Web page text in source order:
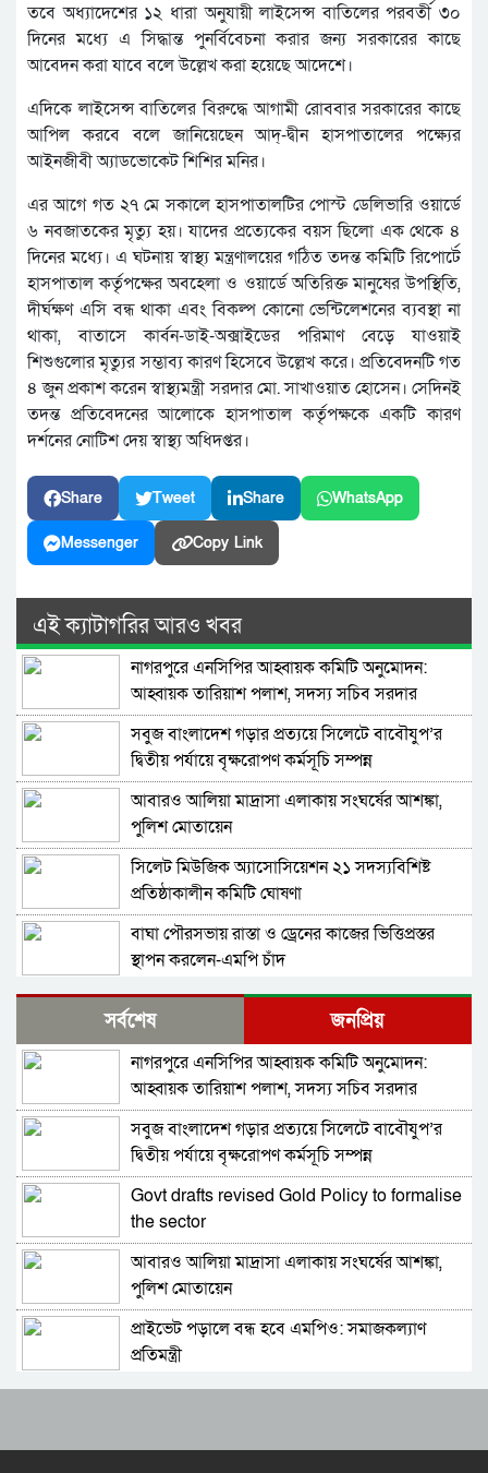
তবে অধ্যাদেশের ১২ ধারা অনুযায়ী লাইসেন্স বাতিলের পরবর্তী ৩০
দিনের মধ্যে এ সিদ্ধান্ত পুনর্বিবেচনা করার জন্য সরকারের কাছে
আবেদন করা যাবে বলে উল্লেখ করা হয়েছে আদেশে।
এদিকে লাইসেন্স বাতিলের বিরুদ্ধে আগামী রোববার সরকারের কাছে
আপিল করবে বলে জানিয়েছেন আদ্-দ্বীন হাসপাতালের পক্ষ্যের
আইনজীবী অ্যাডভোকেট শিশির মনির।
এর আগে গত ২৭ মে সকালে হাসপাতালটির পোস্ট ডেলিভারি ওয়ার্ডে
৬ নবজাতকের মৃত্যু হয়। যাদের প্রত্যেকের বয়স ছিলো এক থেকে ৪
দিনের মধ্যে। এ ঘটনায় স্বাস্থ্য মন্ত্রণালয়ের গঠিত তদন্ত কমিটি রিপোর্টে
হাসপাতাল কর্তৃপক্ষের অবহেলা ও ওয়ার্ডে অতিরিক্ত মানুষের উপস্থিতি,
দীর্ঘক্ষণ এসি বন্ধ থাকা এবং বিকল্প কোনো ভেন্টিলেশনের ব্যবস্থা না
থাকা, বাতাসে কার্বন-ডাই-অক্সাইডের পরিমাণ বেড়ে যাওয়াই
শিশুগুলোর মৃত্যুর সম্ভাব্য কারণ হিসেবে উল্লেখ করে। প্রতিবেদনটি গত
৪ জুন প্রকাশ করেন স্বাস্থ্যমন্ত্রী সরদার মো. সাখাওয়াত হোসেন। সেদিনই
তদন্ত প্রতিবেদনের আলোকে হাসপাতাল কর্তৃপক্ষকে একটি কারণ
দর্শনের নোটিশ দেয় স্বাস্থ্য অধিদপ্তর।
Share Tweet Share WhatsApp
Messenger Copy Link
এই ক্যাটাগরির আরও খবর
নাগরপুরে এনসিপির আহ্বায়ক কমিটি অনুমোদন:
আহ্বায়ক তারিয়াশ পলাশ, সদস্য সচিব সরদার
আশরাফ
সবুজ বাংলাদেশ গড়ার প্রত্যয়ে সিলেটে বাবৌযুপ’র
দ্বিতীয় পর্যায়ে বৃক্ষরোপণ কর্মসূচি সম্পন্ন
আবারও আলিয়া মাদ্রাসা এলাকায় সংঘর্ষের আশঙ্কা,
পুলিশ মোতায়েন
সিলেট মিউজিক অ্যাসোসিয়েশন ২১ সদস্যবিশিষ্ট
প্রতিষ্ঠাকালীন কমিটি ঘোষণা
বাঘা পৌরসভায় রাস্তা ও ড্রেনের কাজের ভিত্তিপ্রস্তর
স্থাপন করলেন-এমপি চাঁদ
নিরাপত্তার নিশ্চয়তা পেলে ‘দেশে ফিরতে প্রস্তুত’ সাকিব,
বিচারের মুখোমুখি হতেও ভয় নেই
চট্টগ্রামে সাবেক শিক্ষামন্ত্রী নওফেলের বাসভবনে আগুন
বগুড়ায় ও সিলেটে দুই ঘণ্টার ব্যবধানে সড়ক দুর্ঘটনায়
শিশুসহ প্রাণ গেল ১৫ জনের
ঢাকায় বাসভবনে অগ্নিকাণ্ড, স্ত্রীসহ হাসপাতালে ভর্তি
পাকিস্তান হাইকমিশনার
আওয়ামী লীগ আমাদের শত্রু নয়, অচিরেই আওয়ামী
লীগ বিএনপির সঙ্গে মিশে যাবে: সংসদ সদস্য নাছির
শহীদ আহসান জুলাই যোদ্ধা নন—দাবি বিএনপি নেতার,
জামায়াত নেতা বললেন, ‘সারজিসও ছাত্রলীগ করতেন’
সর্বশেষ জনপ্রিয়
নাগরপুরে এনসিপির আহ্বায়ক কমিটি অনুমোদন:
আহ্বায়ক তারিয়াশ পলাশ, সদস্য সচিব সরদার
আশরাফ
সবুজ বাংলাদেশ গড়ার প্রত্যয়ে সিলেটে বাবৌযুপ’র
দ্বিতীয় পর্যায়ে বৃক্ষরোপণ কর্মসূচি সম্পন্ন
Govt drafts revised Gold Policy to formalise
the sector
আবারও আলিয়া মাদ্রাসা এলাকায় সংঘর্ষের আশঙ্কা,
পুলিশ মোতায়েন
প্রাইভেট পড়ালে বন্ধ হবে এমপিও: সমাজকল্যাণ
প্রতিমন্ত্রী
৫৪ রানে অলআউট হয়ে ইনিংস ব্যবধানে হারল